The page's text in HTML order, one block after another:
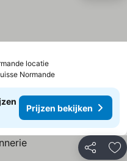
locatie
Normande
Prijzen bekijken
Delen